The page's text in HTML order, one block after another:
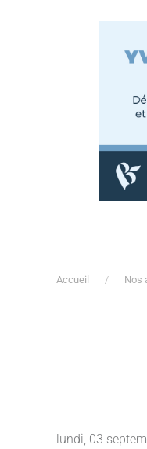
Accueil Nos
lundi, 03